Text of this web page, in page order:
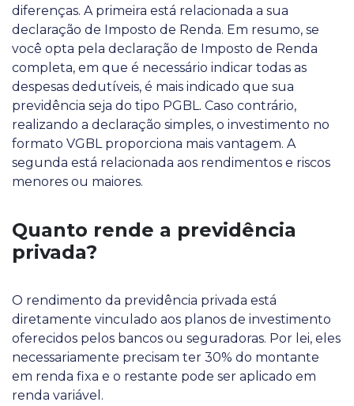
diferenças. A primeira está relacionada a sua
declaração de Imposto de Renda. Em resumo, se
você opta pela declaração de Imposto de Renda
completa, em que é necessário indicar todas as
despesas dedutíveis, é mais indicado que sua
previdência seja do tipo PGBL. Caso contrário,
realizando a declaração simples, o investimento no
formato VGBL proporciona mais vantagem. A
segunda está relacionada aos rendimentos e riscos
menores ou maiores.
Quanto rende a previdência
privada?
O rendimento da previdência privada está
diretamente vinculado aos planos de investimento
oferecidos pelos bancos ou seguradoras. Por lei, eles
necessariamente precisam ter 30% do montante
em renda fixa e o restante pode ser aplicado em
renda variável.